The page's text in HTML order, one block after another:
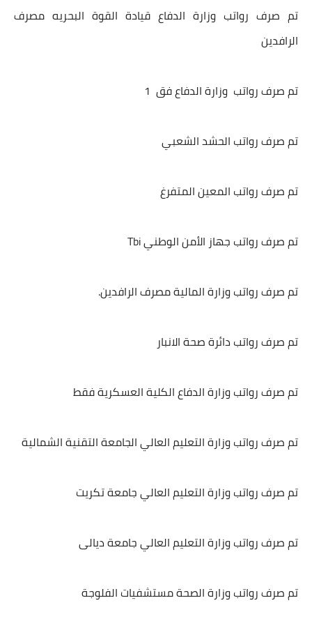
تم صرف رواتب وزارة الدفاع قيادة القوة البحريه مصرف
الرافدين
تم صرف رواتب وزارة الدفاع فق 1
تم صرف رواتب الحشد الشعبي
تم صرف رواتب المعين المتفرغ
تم صرف رواتب جهاز الأمن الوطني Tbi
تم صرف رواتب وزارة المالية مصرف الرافدين.
تم صرف رواتب دائرة صحة الانبار
تم صرف رواتب وزارة الدفاع الكلية العسكرية فقط
تم صرف رواتب وزارة التعليم العالي الجامعة التقنية الشمالية
تم صرف رواتب وزارة التعليم العالي جامعة تكريت
تم صرف رواتب وزارة التعليم العالي جامعة ديالى
تم صرف رواتب وزارة الصحة مستشفيات الفلوجة